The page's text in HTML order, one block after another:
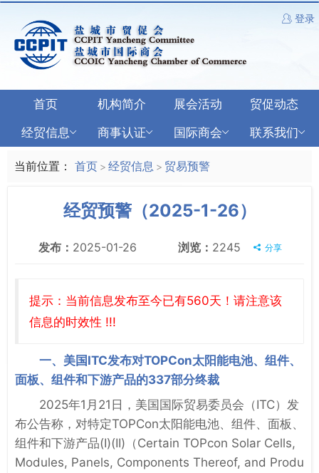
登录
首页 机构简介 展会活动
贸促动态
经贸信息
商事认证 国际商会 联系我们
当前位置： 首页 > 经贸信息 > 贸易预警
经贸预警（2025-1-26）
发布： 2025-01-26 浏览： 2245 分享
提示：当前信息发布至今已有560天！请注意该
信息的时效性 !!!
一、美国ITC发布对TOPCon太阳能电池、组件、
面板、组件和下游产品的337部分终裁
2025年1月21日，美国国际贸易委员会（ITC）发
布公告称，对特定TOPCon太阳能电池、组件、面板、
组件和下游产品(I)(II)（Certain TOPcon Solar Cells,
Modules, Panels, Components Thereof, and Produ